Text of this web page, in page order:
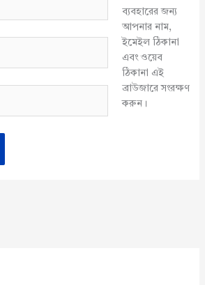
ব্যবহারের জন্য
আপনার নাম,
ইমেইল ঠিকানা
এবং ওয়েব
ঠিকানা এই
ব্রাউজারে সংরক্ষণ
করুন।